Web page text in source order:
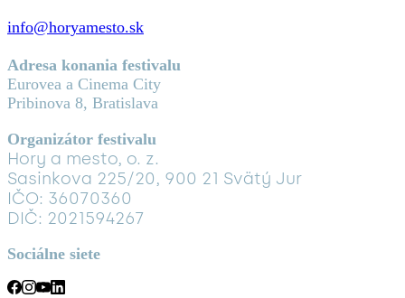
info@horyamesto.sk
Adresa konania festivalu
Eurovea a Cinema City
Pribinova 8, Bratislava
Organizátor festivalu
Hory a mesto, o. z.
Sasinkova 225/20, 900 21 Svätý Jur
IČO: 36070360
DIČ: 2021594267
Sociálne siete